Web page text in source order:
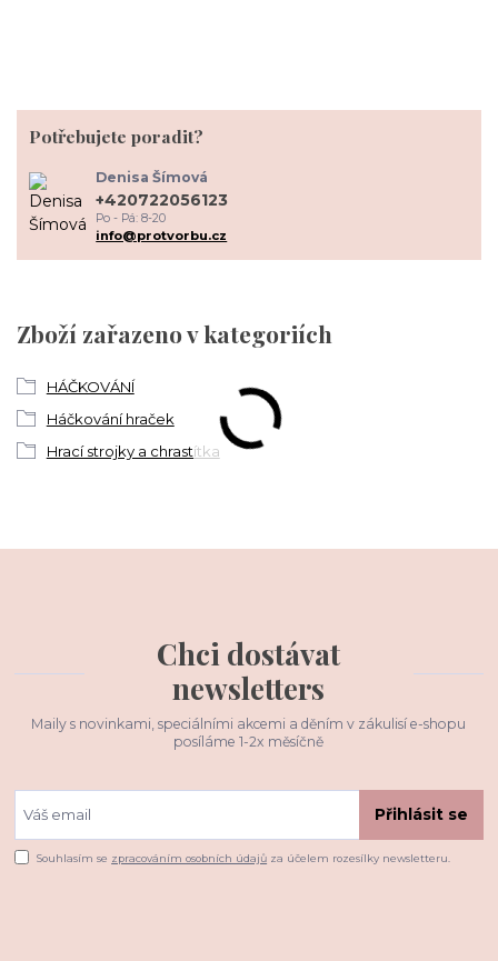
Zboží zařazeno v kategoriích
HÁČKOVÁNÍ
Háčkování hraček
Hrací strojky a chrastítka
Potřebujete poradit?
Denisa Šímová
+420722056123
Po - Pá: 8-20
info@protvorbu.cz
Chci dostávat
newsletters
Maily s novinkami, speciálními akcemi a děním v zákulisí e-shopu
posíláme 1-2x měsíčně
Přihlásit se
Souhlasím se zpracováním osobních údajů za účelem rozesílky newsletteru.